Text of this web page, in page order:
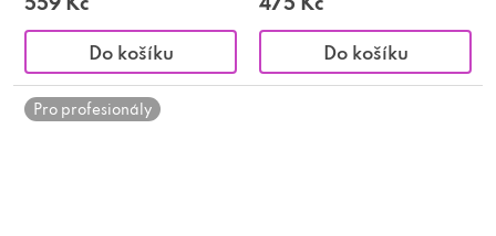
Do košíku Do košíku
Pro profesionály